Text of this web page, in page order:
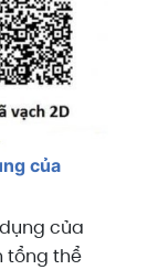
của
của
tổng thể